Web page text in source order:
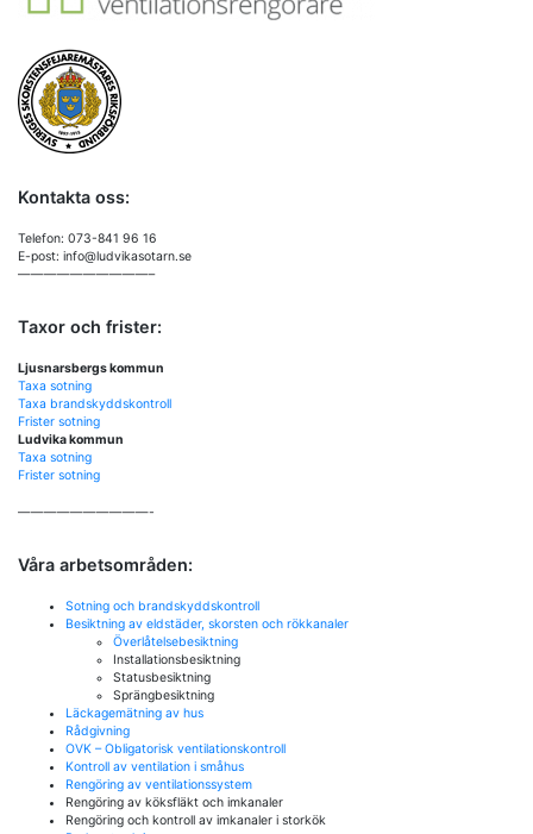
Kontakta oss:
Telefon: 073-841 96 16
E-post: info@ludvikasotarn.se
——————————–
Taxor och frister:
Ljusnarsbergs kommun
Taxa sotning
Taxa brandskyddskontroll
Frister sotning
Ludvika kommun
Taxa sotning
Frister sotning
——————————-
Våra arbetsområden:
Sotning och brandskyddskontroll
Besiktning av eldstäder, skorsten och rökkanaler
Överlåtelsebesiktning
Installationsbesiktning
Statusbesiktning
Sprängbesiktning
Läckagemätning av hus
Rådgivning
OVK – Obligatorisk ventilationskontroll
Kontroll av ventilation i småhus
Rengöring av ventilationssystem
Rengöring av köksfläkt och imkanaler
Rengöring och kontroll av imkanaler i storkök